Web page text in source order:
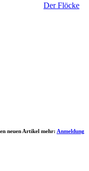
Der Flöcke
neuen Artikel mehr: Anmeldung